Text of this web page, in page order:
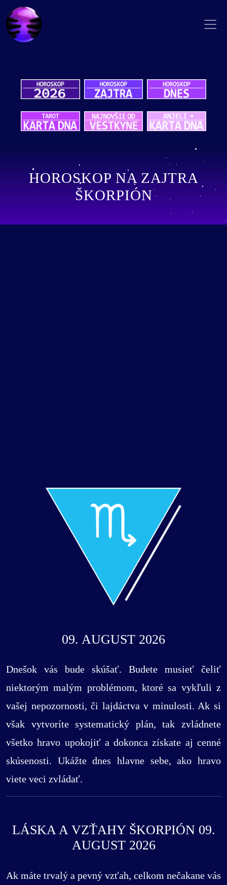
HOROSKOP NA ZAJTRA
ŠKORPIÓN
09. AUGUST 2026
Dnešok vás bude skúšať. Budete musieť čeliť
niektorým malým problémom, ktoré sa vykľuli z
vašej nepozornosti, či lajdáctva v minulosti. Ak si
však vytvoríte systematický plán, tak zvládnete
všetko hravo upokojiť a dokonca získate aj cenné
skúsenosti. Ukážte dnes hlavne sebe, ako hravo
viete veci zvládať.
LÁSKA A VZŤAHY ŠKORPIÓN 09.
AUGUST 2026
Ak máte trvalý a pevný vzťah, celkom nečakane vás